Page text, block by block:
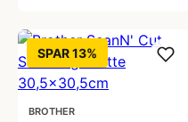
SPAR 13%
BROTHER